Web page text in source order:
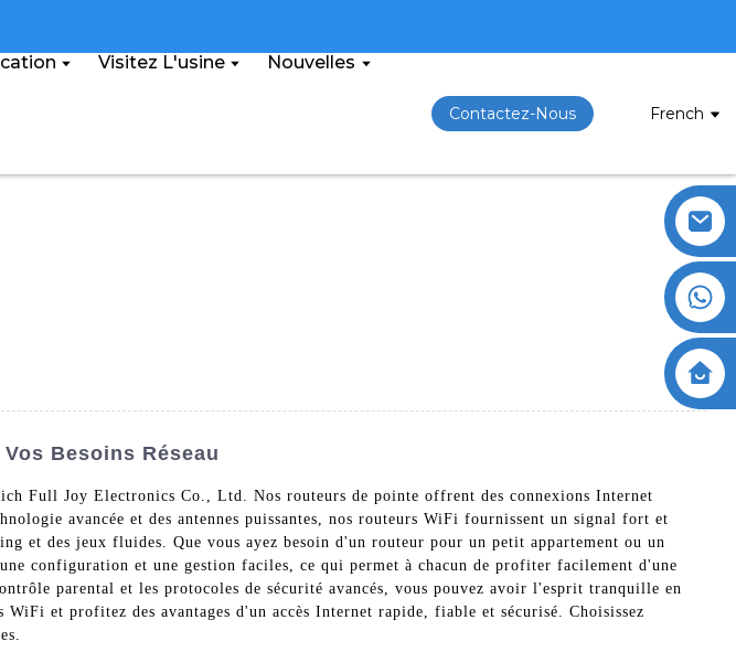
Visitez L'usine Nouvelles
Contactez-Nous French
Besoins Réseau
Full Joy Electronics Co., Ltd. Nos routeurs de pointe offrent des connexions Internet
avancée et des antennes puissantes, nos routeurs WiFi fournissent un signal fort et
et des jeux fluides. Que vous ayez besoin d'un routeur pour un petit appartement ou un
configuration et une gestion faciles, ce qui permet à chacun de profiter facilement d'une
parental et les protocoles de sécurité avancés, vous pouvez avoir l'esprit tranquille en
et profitez des avantages d'un accès Internet rapide, fiable et sécurisé. Choisissez